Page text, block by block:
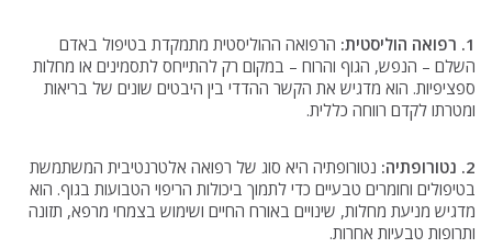
1. רפואה הוליסטית:
הרפואה ההוליסטית מתמקדת בטיפול באדם
השלם – הנפש, הגוף והרוח – במקום רק להתייחס לתסמינים או מחלות
ספציפיות. הוא מדגיש את הקשר ההדדי בין היבטים שונים של בריאות
ומטרתו לקדם רווחה כללית.
2. נטורופתיה:
נטורופתיה היא סוג של רפואה אלטרנטיבית המשתמשת
בטיפולים וחומרים טבעיים כדי לתמוך ביכולות הריפוי הטבועות בגוף. הוא
מדגיש מניעת מחלות, שינויים באורח החיים ושימוש בצמחי מרפא, תזונה
ותרופות טבעיות אחרות.